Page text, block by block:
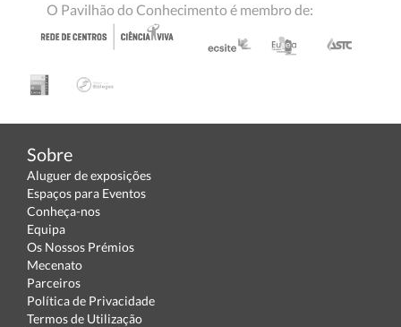
O Pavilhão do Conhecimento é membro de:
Sobre
Aluguer de exposições
Espaços para Eventos
Conheça-nos
Equipa
Os Nossos Prémios
Mecenato
Parceiros
Política de Privacidade
Termos de Utilização